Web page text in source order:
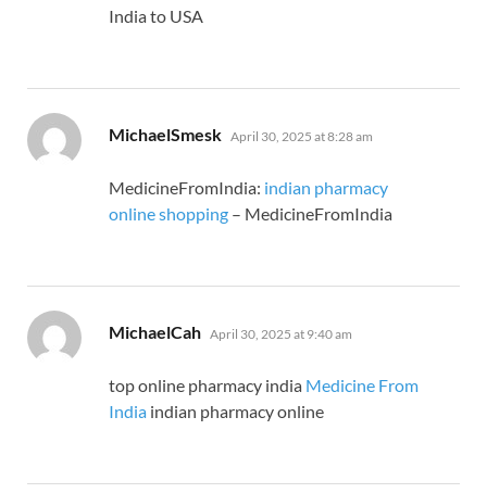
India to USA
MichaelSmesk says:
April 30, 2025 at 8:28 am
MedicineFromIndia: indian pharmacy
online shopping – MedicineFromIndia
MichaelCah says:
April 30, 2025 at 9:40 am
top online pharmacy india Medicine From
India indian pharmacy online